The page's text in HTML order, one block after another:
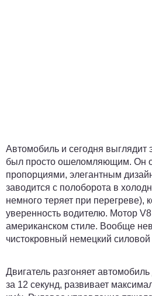
Автомобиль и сегодня выглядит
был просто ошеломляющим. Он
пропорциями, элегантным
заводится с полоборота в
немного теряет при перегреве),
уверенность водителю. Мотор
американском стиле. Вообще
чистокровный немецкий силовой
Двигатель разгоняет
за 12 секунд, развивает